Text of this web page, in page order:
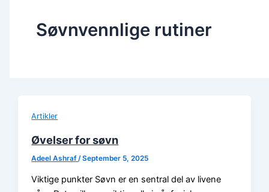
Søvnvennlige rutiner
Artikler
Øvelser for søvn
Adeel Ashraf /September 5, 2025
Viktige punkter Søvn er en sentral del av livene